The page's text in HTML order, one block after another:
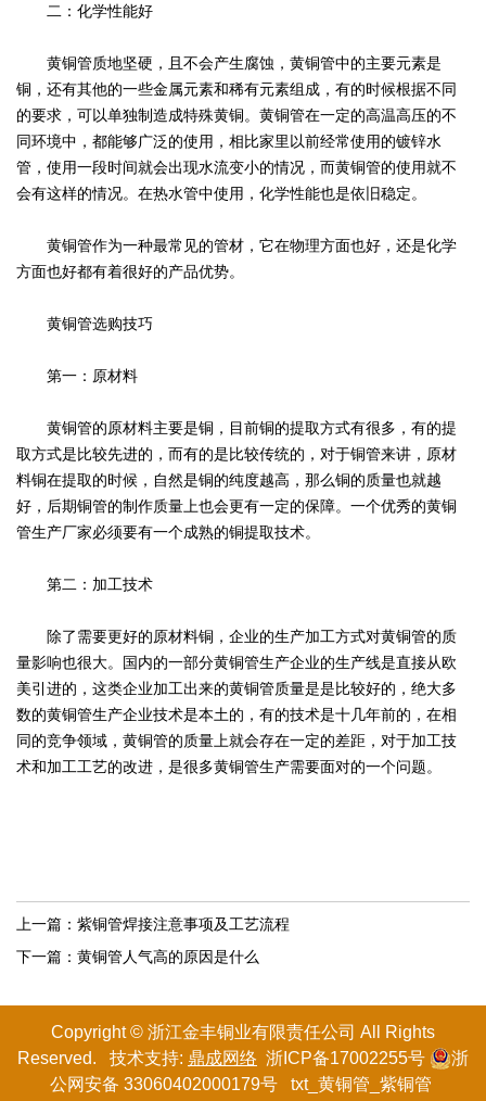
二：化学性能好
黄铜管质地坚硬，且不会产生腐蚀，黄铜管中的主要元素是
铜，还有其他的一些金属元素和稀有元素组成，有的时候根据不同
的要求，可以单独制造成特殊黄铜。黄铜管在一定的高温高压的不
同环境中，都能够广泛的使用，相比家里以前经常使用的镀锌水
管，使用一段时间就会出现水流变小的情况，而黄铜管的使用就不
会有这样的情况。在热水管中使用，化学性能也是依旧稳定。
黄铜管作为一种最常见的管材，它在物理方面也好，还是化学
方面也好都有着很好的产品优势。
黄铜管选购技巧
第一：原材料
黄铜管的原材料主要是铜，目前铜的提取方式有很多，有的提
取方式是比较先进的，而有的是比较传统的，对于铜管来讲，原材
料铜在提取的时候，自然是铜的纯度越高，那么铜的质量也就越
好，后期铜管的制作质量上也会更有一定的保障。一个优秀的黄铜
管生产厂家必须要有一个成熟的铜提取技术。
第二：加工技术
除了需要更好的原材料铜，企业的生产加工方式对黄铜管的质
量影响也很大。国内的一部分黄铜管生产企业的生产线是直接从欧
美引进的，这类企业加工出来的黄铜管质量是是比较好的，绝大多
数的黄铜管生产企业技术是本土的，有的技术是十几年前的，在相
同的竞争领域，黄铜管的质量上就会存在一定的差距，对于加工技
术和加工工艺的改进，是很多黄铜管生产需要面对的一个问题。
上一篇： 紫铜管焊接注意事项及工艺流程
下一篇： 黄铜管人气高的原因是什么
Copyright © 浙江金丰铜业有限责任公司 All Rights
Reserved. 技术支持: 鼎成网络 浙ICP备17002255号
浙
公网安备 33060402000179号
txt_ 黄铜管 紫铜管